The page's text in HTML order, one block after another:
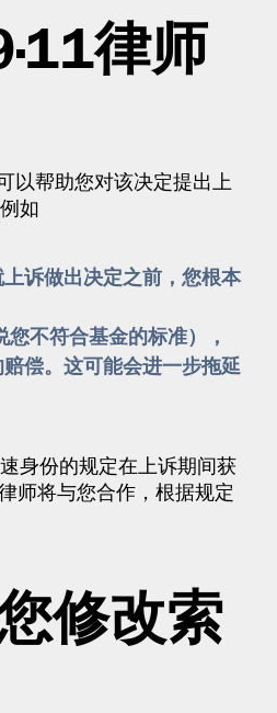
律师
以帮助您对该决定提出上
如
诉做出决定之前，您根本
不符合基金的标准），
偿。这可能会进一步拖延
身份的规定在上诉期间获
师将与您合作，根据规定
修改索